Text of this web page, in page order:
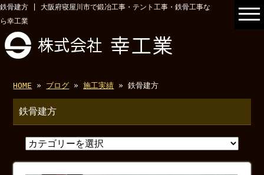
鉄骨建方 | 大阪府寝屋川市で鍛冶工事・テント工事・鉄骨工事な
ら幸工業
HOME » ブログ »施工実績 » 鉄骨建方
鉄骨建方